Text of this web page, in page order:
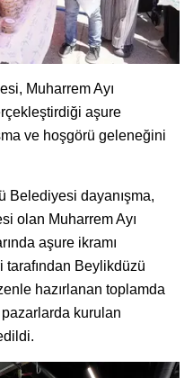
Muharrem Ayı
aşure
ve hoşgörü geleneğini
Belediyesi dayanışma,
olan Muharrem Ayı
aşure ikramı
Beylikdüzü
hazırlanan toplamda
kurulan